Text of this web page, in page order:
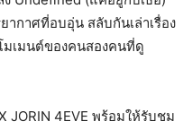
กาศที่อบอุ่น สลับกันเล่าเรื่อง
มเมนต์ของคนสองคนที่ดู
JORIN 4EVE พร้อมให้รับชม